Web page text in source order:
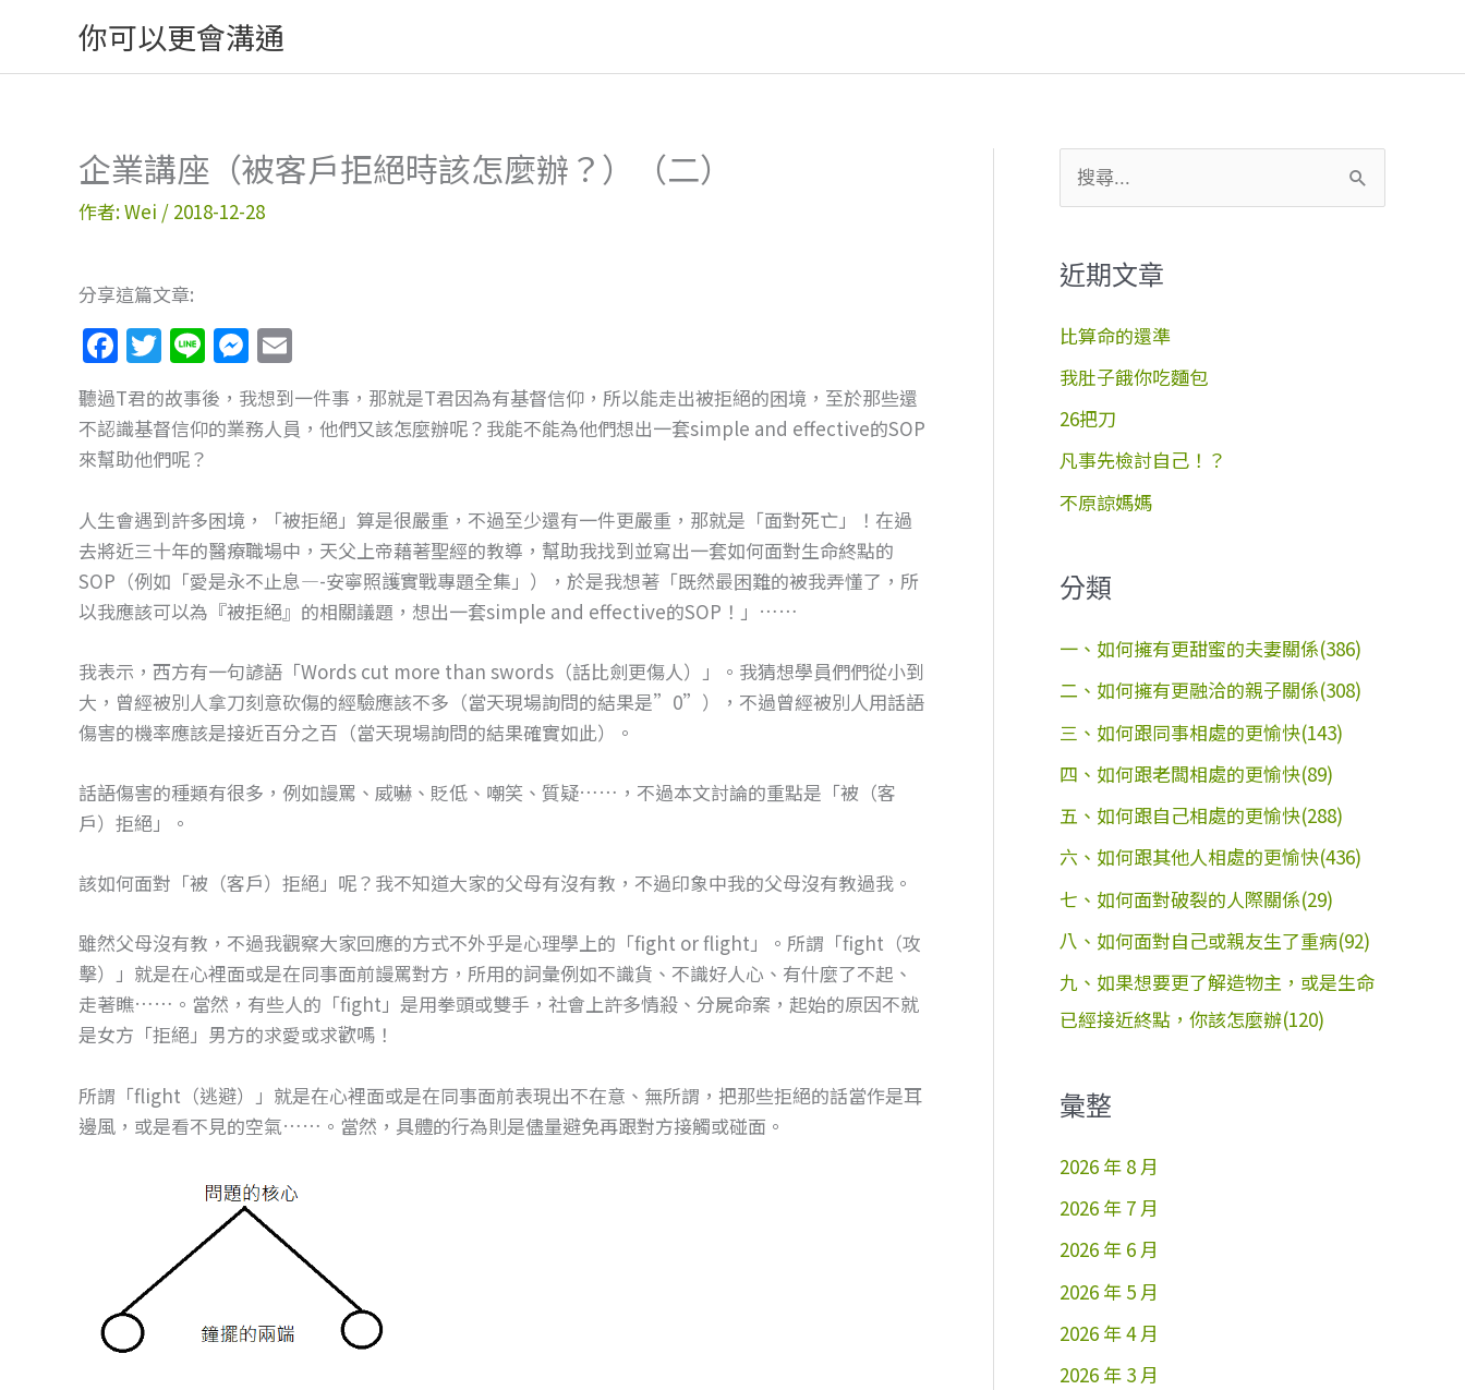
主
你可以更會溝通
企業講座（被客戶拒絕時該怎麼辦？）（二）
作者:Wei / 2018-12-28
分享這篇文章:
F
a
c
e
o
o
k
T
w
itt
er
Li
n
e
M
e
ss
e
g
er
m
ai
l
聽過T君的故事後，我想到一件事，那就是T君因為有基督信仰，所以能走出被拒絕的困境，至於那些還
不認識基督信仰的業務人員，他們又該怎麼辦呢？我能不能為他們想出一套simple and effective的SOP
來幫助他們呢？
人生會遇到許多困境，「被拒絕」算是很嚴重，不過至少還有一件更嚴重，那就是「面對死亡」！在過
去將近三十年的醫療職場中，天父上帝藉著聖經的教導，幫助我找到並寫出一套如何面對生命終點的
SOP（例如「愛是永不止息—-安寧照護實戰專題全集」），於是我想著「既然最困難的被我弄懂了，所
以我應該可以為『被拒絕』的相關議題，想出一套simple and effective的SOP！」……
我表示，西方有一句諺語「Words cut more than swords（話比劍更傷人）」。我猜想學員們們從小到
大，曾經被別人拿刀刻意砍傷的經驗應該不多（當天現場詢問的結果是”0”），不過曾經被別人用話語
傷害的機率應該是接近百分之百（當天現場詢問的結果確實如此）。
話語傷害的種類有很多，例如謾罵、威嚇、貶低、嘲笑、質疑……，不過本文討論的重點是「被（客
戶）拒絕」。
該如何面對「被（客戶）拒絕」呢？我不知道大家的父母有沒有教，不過印象中我的父母沒有教過我。
雖然父母沒有教，不過我觀察大家回應的方式不外乎是心理學上的「fight or flight」。所謂「fight（攻
擊）」就是在心裡面或是在同事面前謾罵對方，所用的詞彙例如不識貨、不識好人心、有什麼了不起、
走著瞧……。當然，有些人的「fight」是用拳頭或雙手，社會上許多情殺、分屍命案，起始的原因不就
是女方「拒絕」男方的求愛或求歡嗎！
所謂「flight（逃避）」就是在心裡面或是在同事面前表現出不在意、無所謂，把那些拒絕的話當作是耳
邊風，或是看不見的空氣……。當然，具體的行為則是儘量避免再跟對方接觸或碰面。
尋
鍵
字
:
近期文章
比算命的還準
我肚子餓你吃麵包
26把刀
凡事先檢討自己！？
不原諒媽媽
分類
一、如何擁有更甜蜜的夫妻關係(386)
二、如何擁有更融洽的親子關係(308)
三、如何跟同事相處的更愉快(143)
四、如何跟老闆相處的更愉快(89)
五、如何跟自己相處的更愉快(288)
六、如何跟其他人相處的更愉快(436)
七、如何面對破裂的人際關係(29)
八、如何面對自己或親友生了重病(92)
九、如果想要更了解造物主，或是生命
已經接近終點，你該怎麼辦(120)
彙整
2026 年 8 月
2026 年 7 月
2026 年 6 月
2026 年 5 月
2026 年 4 月
2026 年 3 月